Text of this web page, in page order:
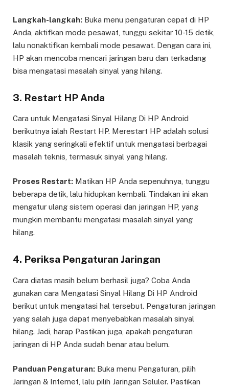
Langkah-langkah: Buka menu pengaturan cepat di HP
Anda, aktifkan mode pesawat, tunggu sekitar 10-15 detik,
lalu nonaktifkan kembali mode pesawat. Dengan cara ini,
HP akan mencoba mencari jaringan baru dan terkadang
bisa mengatasi masalah sinyal yang hilang.
3. Restart HP Anda
Cara untuk Mengatasi Sinyal Hilang Di HP Android
berikutnya ialah Restart HP. Merestart HP adalah solusi
klasik yang seringkali efektif untuk mengatasi berbagai
masalah teknis, termasuk sinyal yang hilang.
Proses Restart: Matikan HP Anda sepenuhnya, tunggu
beberapa detik, lalu hidupkan kembali. Tindakan ini akan
mengatur ulang sistem operasi dan jaringan HP, yang
mungkin membantu mengatasi masalah sinyal yang
hilang.
4. Periksa Pengaturan Jaringan
Cara diatas masih belum berhasil juga? Coba Anda
gunakan cara Mengatasi Sinyal Hilang Di HP Android
berikut untuk mengatasi hal tersebut. Pengaturan jaringan
yang salah juga dapat menyebabkan masalah sinyal
hilang. Jadi, harap Pastikan juga, apakah pengaturan
jaringan di HP Anda sudah benar atau belum.
Panduan Pengaturan: Buka menu Pengaturan, pilih
Jaringan & Internet, lalu pilih Jaringan Seluler. Pastikan